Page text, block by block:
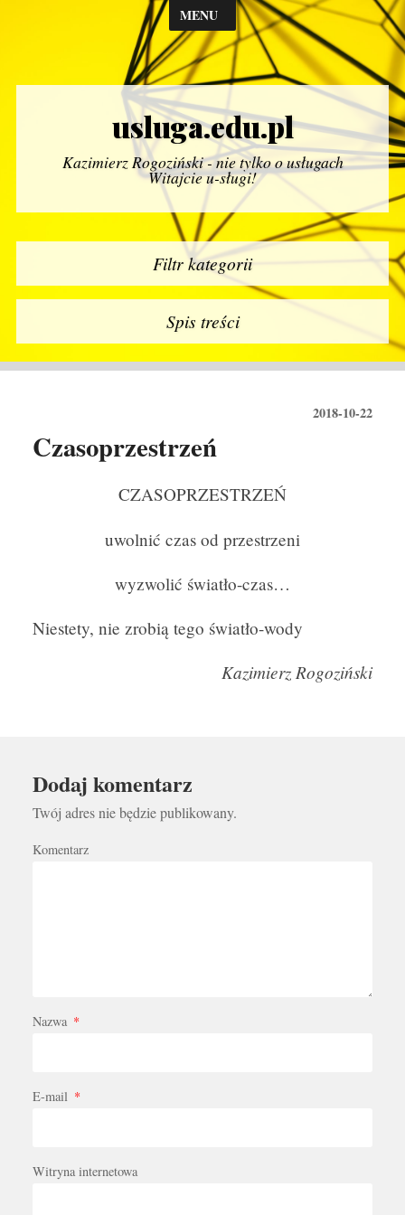
MENU
usluga.edu.pl
Kazimierz Rogoziński - nie tylko o usługach
Witajcie u-sługi!
Filtr kategorii
Spis treści
2018-10-22
Czasoprzestrzeń
CZASOPRZESTRZEŃ
uwolnić czas od przestrzeni
wyzwolić światło-czas…
Niestety, nie zrobią tego światło-wody
Kazimierz Rogoziński
Dodaj komentarz
Twój adres nie będzie publikowany.
Komentarz
Nazwa *
E-mail *
Witryna internetowa